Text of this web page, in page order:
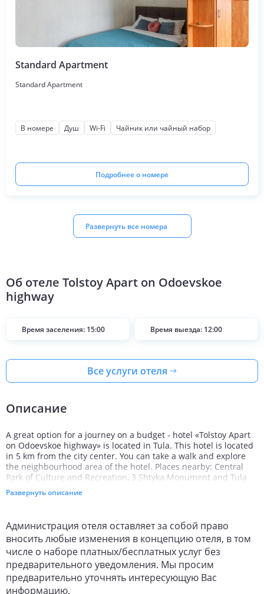
Standard Apartment
Standard Apartment
В номере Душ Wi-Fi Чайник или чайный набор
Подробнее о номере
Развернуть все номера
Об отеле Tolstoy Apart on Odoevskoe
highway
Время заселения: 15:00 Время выезда: 12:00
Все услуги отеля
Описание
A great option for a journey on a budget - hotel «Tolstoy Apart
on Odoevskoe highway» is located in Tula. This hotel is located
in 5 km from the city center. You can take a walk and explore
the neighbourhood area of the hotel. Places nearby: Central
Park of Culture and Recreation, 3 Shtyka Monument and Tula
Academic Theatre of Drama.
Развернуть описание
Администрация отеля оставляет за собой право
вносить любые изменения в концепцию отеля, в том
числе о наборе платных/бесплатных услуг без
предварительного уведомления. Мы просим
предварительно уточнять интересующую Вас
информацию.